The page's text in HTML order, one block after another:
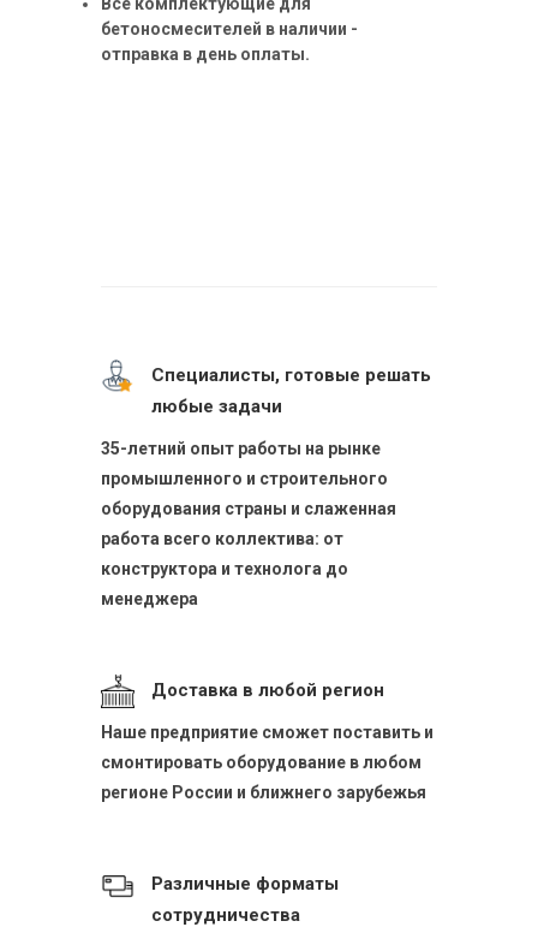
бетоносмесителей в наличии -
отправка в день оплаты.
Специалисты, готовые решать
любые задачи
35-летний опыт работы на рынке
промышленного и строительного
оборудования страны и слаженная
работа всего коллектива: от
конструктора и технолога до
менеджера
Доставка в любой регион
Наше предприятие сможет поставить и
смонтировать оборудование в любом
регионе России и ближнего зарубежья
Различные форматы
сотрудничества